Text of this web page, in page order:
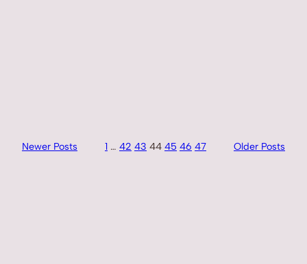
Newer Posts 1 … 42 43 44 45 46 47 Older Posts